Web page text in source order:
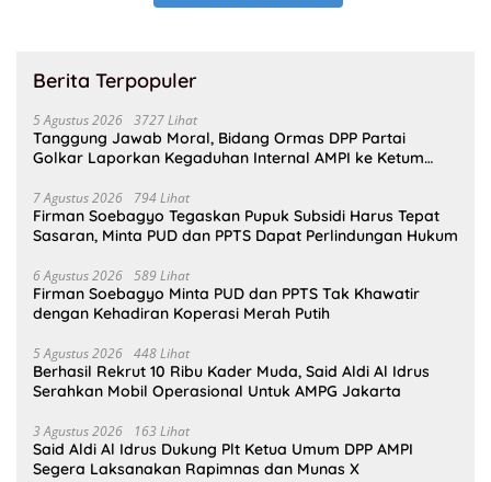
Berita Terpopuler
5 Agustus 2026 3727 Lihat
Tanggung Jawab Moral, Bidang Ormas DPP Partai
Golkar Laporkan Kegaduhan Internal AMPI ke Ketum
7 Agustus 2026 794 Lihat
Firman Soebagyo Tegaskan Pupuk Subsidi Harus Tepat
Sasaran, Minta PUD dan PPTS Dapat Perlindungan Hukum
6 Agustus 2026 589 Lihat
Firman Soebagyo Minta PUD dan PPTS Tak Khawatir
dengan Kehadiran Koperasi Merah Putih
5 Agustus 2026 448 Lihat
Berhasil Rekrut 10 Ribu Kader Muda, Said Aldi Al Idrus
Serahkan Mobil Operasional Untuk AMPG Jakarta
3 Agustus 2026 163 Lihat
Said Aldi Al Idrus Dukung Plt Ketua Umum DPP AMPI
Segera Laksanakan Rapimnas dan Munas X